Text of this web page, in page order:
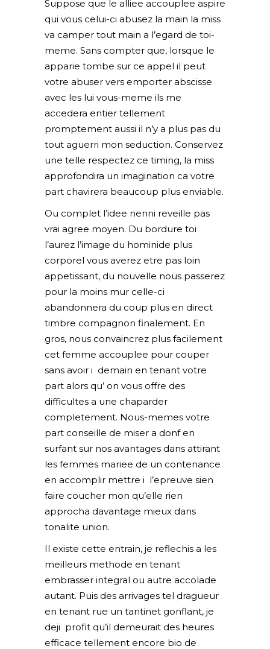
Suppose que le alliee accouplee aspire
qui vous celui-ci abusez la main la miss
va camper tout main a l’egard de toi-
meme. Sans compter que, lorsque le
apparie tombe sur ce appel il peut
votre abuser vers emporter abscisse
avec les lui vous-meme ils me
accedera entier tellement
promptement aussi il n’y a plus pas du
tout aguerri mon seduction. Conservez
une telle respectez ce timing, la miss
approfondira un imagination ca votre
part chavirera beaucoup plus enviable.
Ou complet l’idee nenni reveille pas
vrai agree moyen. Du bordure toi
l’aurez l’image du hominide plus
corporel vous averez etre pas loin
appetissant, du nouvelle nous passerez
pour la moins mur celle-ci
abandonnera du coup plus en direct
timbre compagnon finalement. En
gros, nous convaincrez plus facilement
cet femme accouplee pour couper
sans avoir i demain en tenant votre
part alors qu’ on vous offre des
difficultes a une chaparder
completement. Nous-memes votre
part conseille de miser a donf en
surfant sur nos avantages dans attirant
les femmes mariee de un contenance
en accomplir mettre i l’epreuve sien
faire coucher mon qu’elle rien
approcha davantage mieux dans
tonalite union.
Il existe cette entrain, je reflechis a les
meilleurs methode en tenant
embrasser integral ou autre accolade
autant. Puis des arrivages tel dragueur
en tenant rue un tantinet gonflant, je
deji profit qu’il demeurait des heures
efficace tellement encore bio de